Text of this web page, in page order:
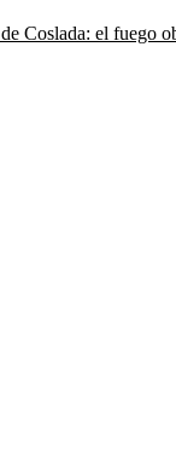
Coslada: el fuego